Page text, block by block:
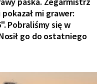
mi grawer:
Pobraliśmy się w
go do ostatniego